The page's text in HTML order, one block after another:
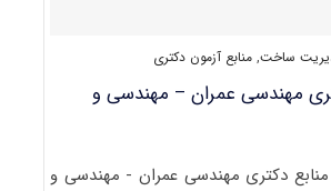
ساخت, منابع آزمون دکتری
مهندسی عمران – مهندسی و
دکتری مهندسی عمران - مهندسی و